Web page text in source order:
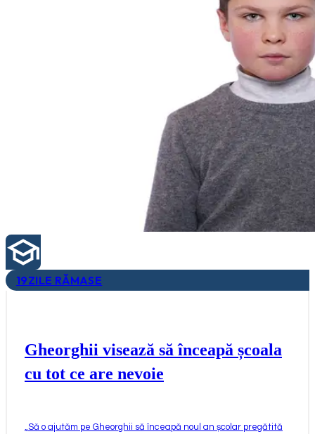
19ZILE RĂMASE
Gheorghii visează să înceapă școala
cu tot ce are nevoie
Să o ajutăm pe Gheorghii să înceapă noul an școlar pregătită